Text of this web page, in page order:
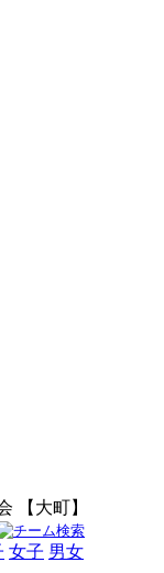
【大町】
女子 男女